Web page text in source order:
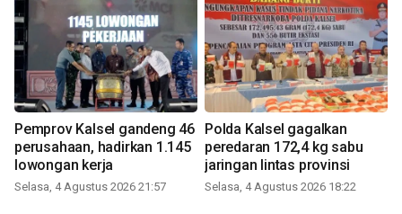
Pemprov Kalsel gandeng 46
perusahaan, hadirkan 1.145
lowongan kerja
Selasa, 4 Agustus 2026 21:57
Polda Kalsel gagalkan
peredaran 172,4 kg sabu
jaringan lintas provinsi
Selasa, 4 Agustus 2026 18:22